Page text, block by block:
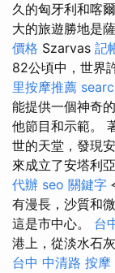
久的匈牙利和喀
大的旅遊勝地是
價格 Szarvas 記
82公頃中，世界
里按摩推薦
能提供一個神奇
他節目和示範。
世的天堂，發現
來成立了安塔利
代辦 seo 關鍵字
有漫長，沙質和
這是市中心。 台
港上，從淡水石
台中 中清路 按摩